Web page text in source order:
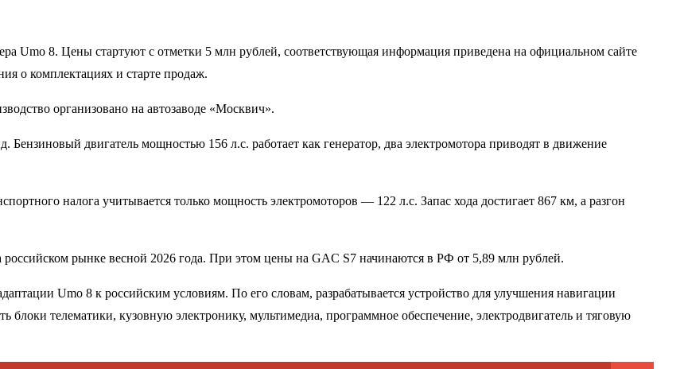
Umo 8. Цены стартуют с отметки 5 млн рублей, соответствующая информация приведена на официальном сайте
о комплектациях и старте продаж.
организовано на автозаводе «Москвич».
двигатель мощностью 156 л.с. работает как генератор, два электромотора приводят в движение
налога учитывается только мощность электромоторов — 122 л.с. Запас хода достигает 867 км, а разгон
рынке весной 2026 года. При этом цены на GAC S7 начинаются в РФ от 5,89 млн рублей.
Umo 8 к российским условиям. По его словам, разрабатывается устройство для улучшения навигации
телематики, кузовную электронику, мультимедиа, программное обеспечение, электродвигатель и тяговую